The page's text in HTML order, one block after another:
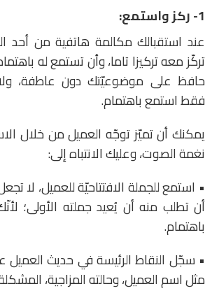
1- ركز واستمع:
عند استقبالك مكالمة هاتفية من أحد
تركّز معه تركيزا تاما، وأن تستمع له
حافظ على موضوعيّتك دون عاطفة، ولا
فقط استمع باهتمام.
يمكنك أن تميّز توجّه العميل من خلال
نغمة الصوت، وعليك الانتباه إلى:
• استمع للجملة الافتتاحيّة للعميل، لا
أن تطلب منه أن يُعيد جملته الأولى؛
باهتمام.
• سجّل النقاط الرئيسة في حديث العميل
مثل اسم العميل، وحالته المزاجية،